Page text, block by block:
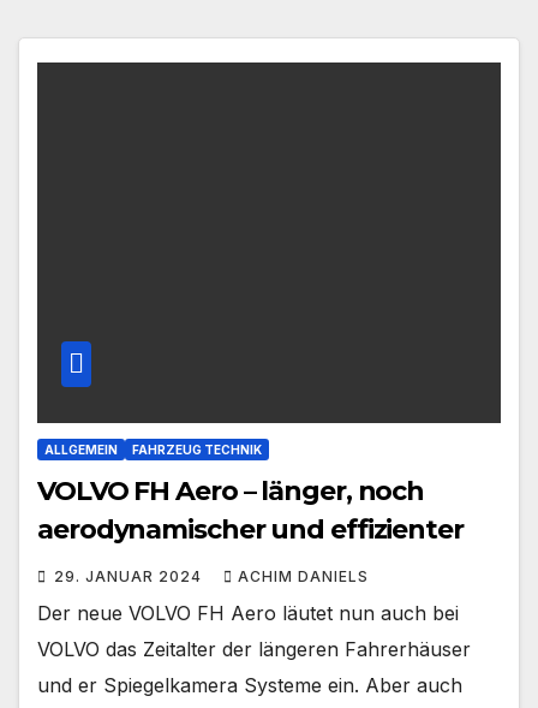
ALLGEMEIN FAHRZEUG TECHNIK
VOLVO FH Aero – länger, noch
aerodynamischer und effizienter
29. JANUAR 2024 ACHIM DANIELS
Der neue VOLVO FH Aero läutet nun auch bei
VOLVO das Zeitalter der längeren Fahrerhäuser
und er Spiegelkamera Systeme ein. Aber auch